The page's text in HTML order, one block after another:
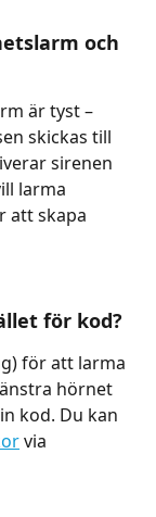
och
är tyst –
skickas till
sirenen
larma
att skapa
för kod?
för att larma
hörnet
kod. Du kan
via